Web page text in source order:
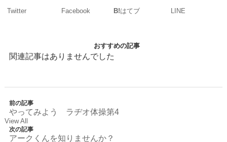
Twitter Facebook B!はてブ LINE
おすすめの記事
関連記事はありませんでした
前の記事
やってみよう ラヂオ体操第4
View All
次の記事
アークくんを知りませんか？